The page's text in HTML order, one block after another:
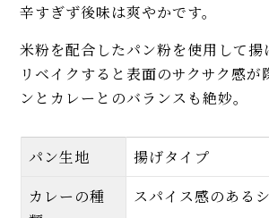
辛すぎず後味は爽やかです。
米粉を配合したパン粉を使用して揚
リベイクすると表面のサクサク感が
ンとカレーとのバランスも絶妙。
パン生地
揚げタイプ
カレーの種
スパイス感のある